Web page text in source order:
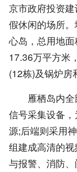
京市政府投资
假休闲的场所
心岛，总用地
17.36万平方米
(12栋)及锅炉房
雁栖岛内全
信号采集设备
源;后端则采用
组建成高清的
与报警、消防